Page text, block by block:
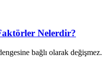
Nelerdir?
bağlı olarak değişmez.